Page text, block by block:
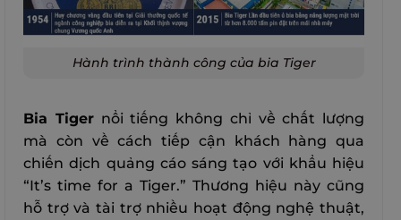
Hành trình thành công của bia Tiger
Bia Tigernổi tiếng không chỉ về chất lượng
mà còn về cách tiếp cận khách hàng qua
chiến dịch quảng cáo sáng tạo với khẩu hiệu
“It’s time for a Tiger.” Thương hiệu này cũng
hỗ trợ và tài trợ nhiều hoạt động nghệ thuật,